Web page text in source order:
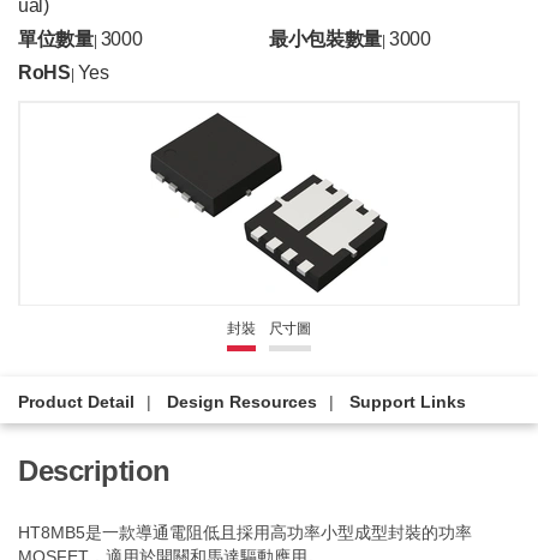
Ual)
單位數量| 3000 最小包裝數量 |3000
RoHS Yes
封裝 尺寸圖
Product Detail Design Resources Support Links
Description
HT8MB5是一款導通電阻低且採用高功率小型成型封裝的功率